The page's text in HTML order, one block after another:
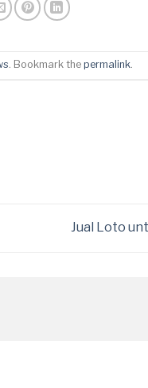
. Bookmark the permalink.
Jual Loto